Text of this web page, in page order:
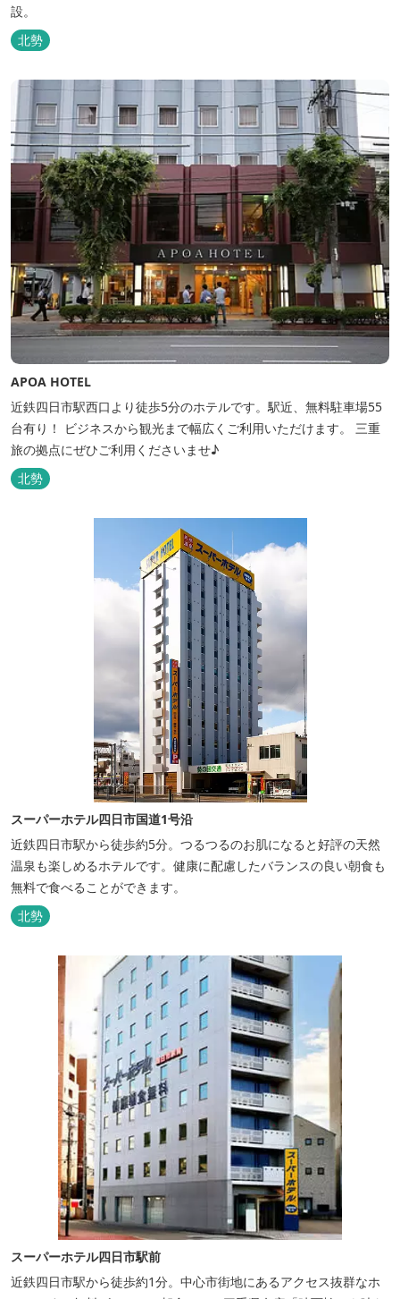
設。
北勢
APOA HOTEL
近鉄四日市駅西口より徒歩5分のホテルです。駅近、無料駐車場55
台有り！ ビジネスから観光まで幅広くご利用いただけます。 三重
旅の拠点にぜひご利用くださいませ♪
北勢
スーパーホテル四日市国道1号沿
近鉄四日市駅から徒歩約5分。つるつるのお肌になると好評の天然
温泉も楽しめるホテルです。健康に配慮したバランスの良い朝食も
無料で食べることができます。
北勢
スーパーホテル四日市駅前
近鉄四日市駅から徒歩約1分。中心市街地にあるアクセス抜群なホ